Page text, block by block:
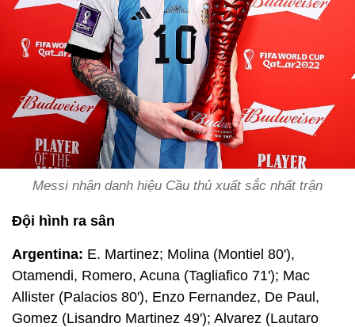
Messi nhận danh hiệu Cầu thủ xuất sắc nhất trận
Đội hình ra sân
Argentina: E. Martinez; Molina (Montiel 80'),
Otamendi, Romero, Acuna (Tagliafico 71'); Mac
Allister (Palacios 80'), Enzo Fernandez, De Paul,
Gomez (Lisandro Martinez 49'); Alvarez (Lautaro